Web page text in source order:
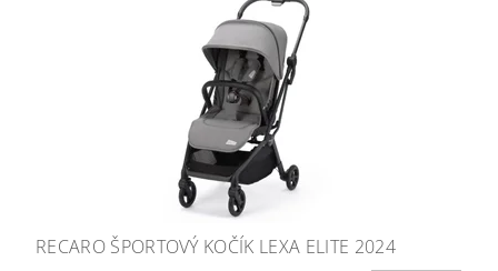
RECARO ŠPORTOVÝ KOČÍK LEXA ELITE 2024